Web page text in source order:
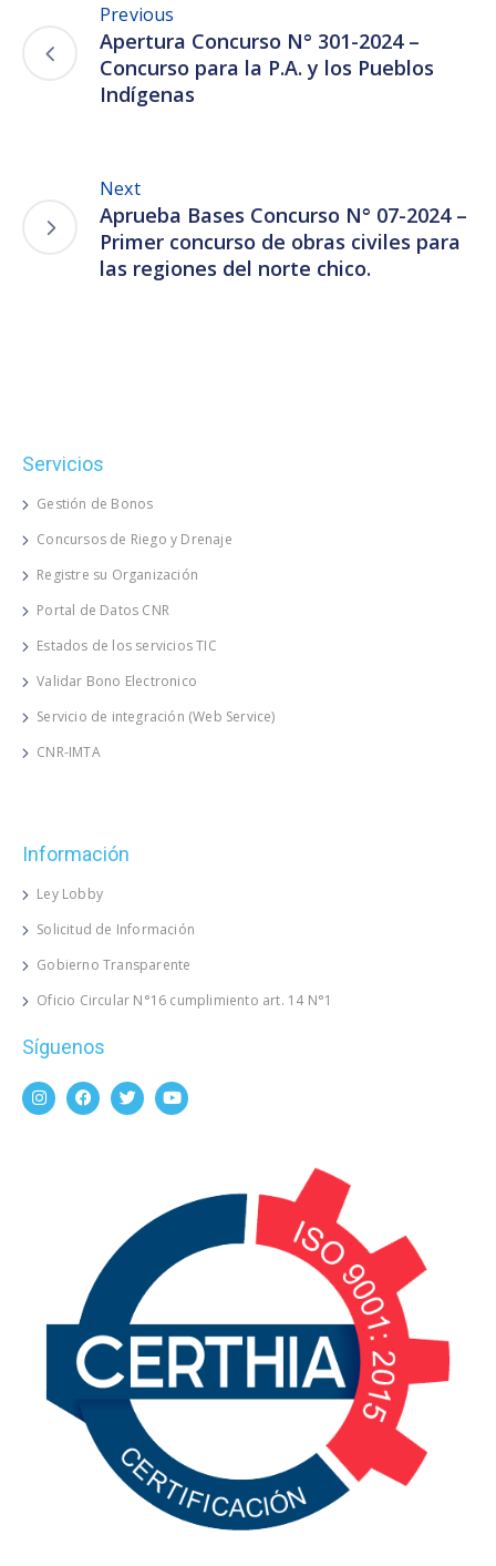
Previous
Apertura Concurso N° 301-2024 –
Concurso para la P.A. y los Pueblos
Indígenas
Next
Aprueba Bases Concurso N° 07-2024 –
Primer concurso de obras civiles para
las regiones del norte chico.
Servicios
Gestión de Bonos
Concursos de Riego y Drenaje
Registre su Organización
Portal de Datos CNR
Estados de los servicios TIC
Validar Bono Electronico
Servicio de integración (Web Service)
CNR-IMTA
Información
Ley Lobby
Solicitud de Información
Gobierno Transparente
Oficio Circular N°16 cumplimiento art. 14 N°1
Síguenos